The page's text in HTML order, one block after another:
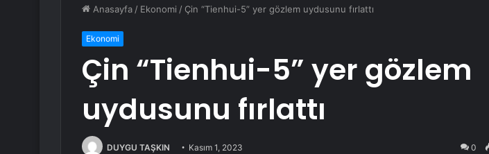
Anasayfa / Ekonomi / Çin “Tienhui-5” yer gözlem uydusunu fırlattı
Ekonomi
Çin “Tienhui-5” yer gözlem
uydusunu fırlattı
DUYGU TAŞKIN Kasım 1, 2023 0